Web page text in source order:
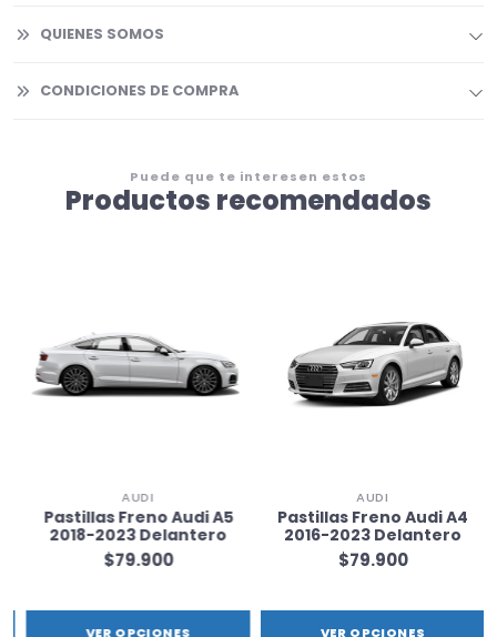
QUIENES SOMOS
CONDICIONES DE COMPRA
Puede que te interesen estos
Productos recomendados
AUDI
Pastillas Freno Audi A5
2018-2023 Delantero
$79.900
VER OPCIONES
AUDI
Pastillas Freno Audi A4
2016-2023 Delantero
$79.900
VER OPCIONES